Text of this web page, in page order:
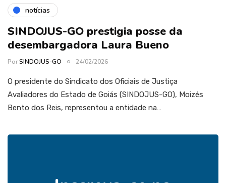
notícias
SINDOJUS-GO prestigia posse da
desembargadora Laura Bueno
PorSINDOJUS-GO 24/02/2026
O presidente do Sindicato dos Oficiais de Justiça
Avaliadores do Estado de Goiás (SINDOJUS-GO), Moizés
Bento dos Reis, representou a entidade na…